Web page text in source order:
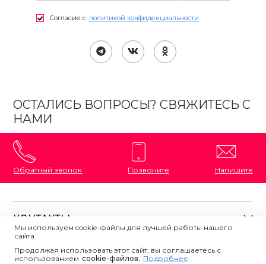
Согласие с политикой конфиденциальности
ОСТАЛИСЬ ВОПРОСЫ? СВЯЖИТЕСЬ С
НАМИ
Обратный звонок Позвоните Напишите
КОНТАКТЫ
8 (800) 333-87-72
Напишите нам
ПОЛЕЗНАЯ ИНФОРМАЦИЯ
Мы используем cookie-файлы для лучшей работы нашего
сайта.
Продолжая использовать этот сайт, вы соглашаетесь с
использованием сookie-файлов. Подробнее